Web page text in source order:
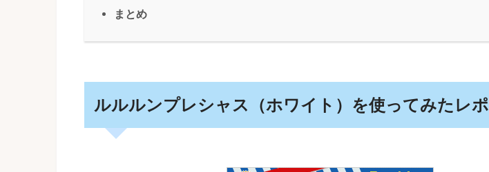
まとめ
ルルルンプレシャス（ホワイト）を使ってみたレポ